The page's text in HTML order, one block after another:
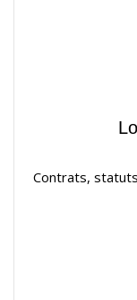
Contrats,